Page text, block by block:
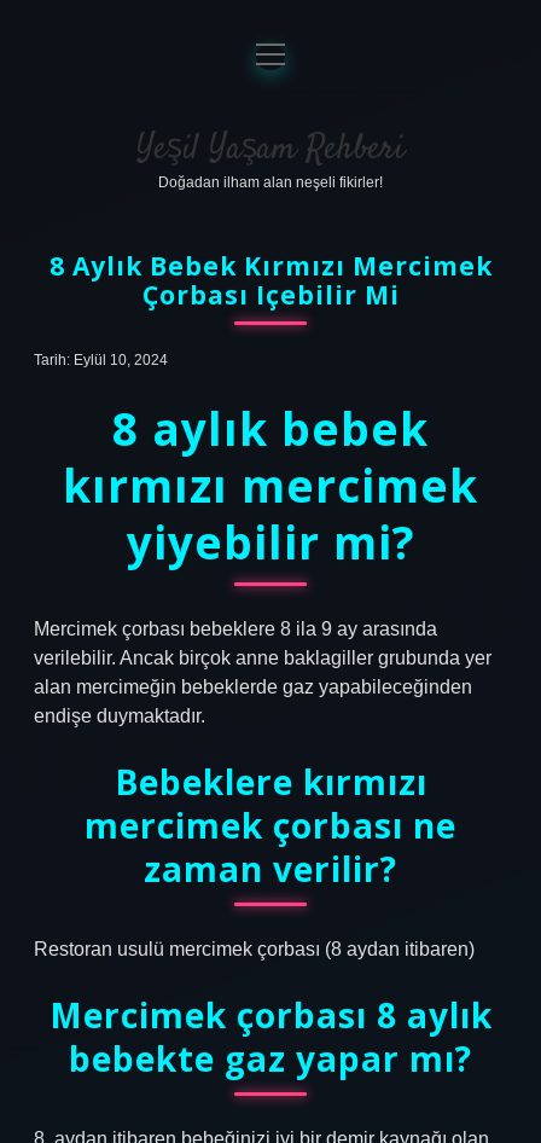
Anasayfa
Gizlilik Politikası
Yasal Uyarı
menüyü
aç
Yeşil Yaşam Rehberi
Doğadan ilham alan neşeli fikirler!
8 Aylık Bebek Kırmızı Mercimek
Çorbası Içebilir Mi
Tarih: Eylül 10, 2024
8 aylık bebek
kırmızı mercimek
yiyebilir mi?
Mercimek çorbası bebeklere 8 ila 9 ay arasında
verilebilir. Ancak birçok anne baklagiller grubunda yer
alan mercimeğin bebeklerde gaz yapabileceğinden
endişe duymaktadır.
Bebeklere kırmızı
mercimek çorbası ne
zaman verilir?
Restoran usulü mercimek çorbası (8 aydan itibaren)
Mercimek çorbası 8 aylık
bebekte gaz yapar mı?
8. aydan itibaren bebeğinizi iyi bir demir kaynağı olan